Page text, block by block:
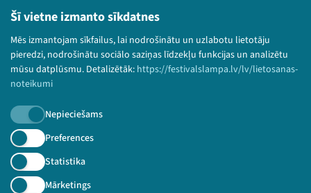
Šī vietne izmanto sīkdatnes
Mēs izmantojam sīkfailus, lai nodrošinātu un uzlabotu lietotāju
pieredzi, nodrošinātu sociālo saziņas līdzekļu funkcijas un analizētu
mūsu datplūsmu. Detalizētāk: https://festivalslampa.lv/lv/lietosanas-
noteikumi
Nepieciešams
Preferences
Statistika
Mārketings
Lietošanas noteikumi un sīkdatņu politika
Bērnu aizsardzības politika
© 2026 Sarunu festivāls LAMPA Visas tiesības
paturētas.
Piesakies jaunumiem!
Nepalaid garām aktuālāko informāciju!